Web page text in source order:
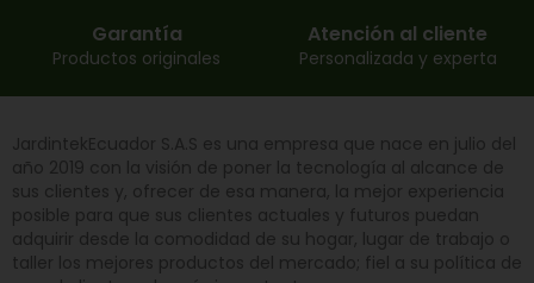
Garantía
Productos originales
Atención al cliente
Personalizada y experta
JardintekEcuador S.A.S es una empresa que nace en julio del
año 2019 con la visión de poner la tecnología al alcance de
sus clientes y, ofrecer de esa manera, la mejor experiencia
posible para que sus clientes actuales y futuros puedan
adquirir desde la comodidad de su hogar, lugar de trabajo o
taller los mejores productos del mercado; fiel a su política de